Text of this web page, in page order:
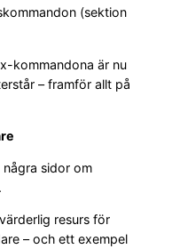
(sektion
kommandona är nu
– framför allt på
sidor om
resurs för
– och ett exempel